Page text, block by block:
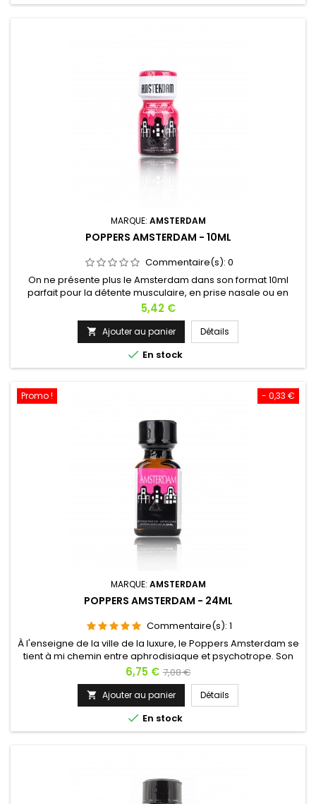
MARQUE: AMSTERDAM
POPPERS AMSTERDAM - 10ML
Commentaire(s): 0
On ne présente plus le Amsterdam dans son format 10ml
parfait pour la détente musculaire, en prise nasale ou en
diffuseur dans une pièce.Au lit, en soirée ou après le travail ?
C’est le Poppers idéal !À base de Propyl ça en fait un
Poppers léger mais efficace ! Vendu dans le monde entier
depuis plus de 30 ans.Laissez-vous aller, détendez-vous et
profitez !
Prix
5,42 €
 Ajouter au panier Détails
 En stock
- 0,33 €
Promo !
MARQUE: AMSTERDAM
POPPERS AMSTERDAM - 24ML
Commentaire(s): 1
À l'enseigne de la ville de la luxure, le Poppers Amsterdam se
tient à mi chemin entre aphrodisiaque et psychotrope. Son
pouvoir stimulant invite autant à la fête qu'à la sodomie. Il agit
rapidement et provoque l'hilarité en plus d'une sensation de
bien-être. C'est le Poppers des expériences inédites et de
l'interdit. Pour la débauche et les excès,...
Prix
6,75 € Prix
de
base
7,08 €
 Ajouter au panier Détails
 En stock